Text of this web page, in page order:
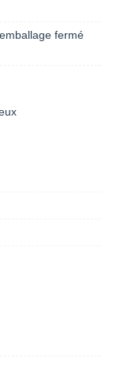
fermé